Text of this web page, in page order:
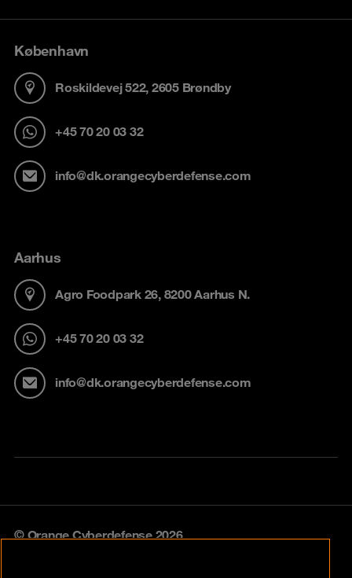
København
Roskildevej 522, 2605 Brøndby
+45 70 20 03 32
info@dk.orangecyberdefense.com
Aarhus
Agro Foodpark 26, 8200 Aarhus N.
+45 70 20 03 32
info@dk.orangecyberdefense.com
© Orange Cyberdefense 2026